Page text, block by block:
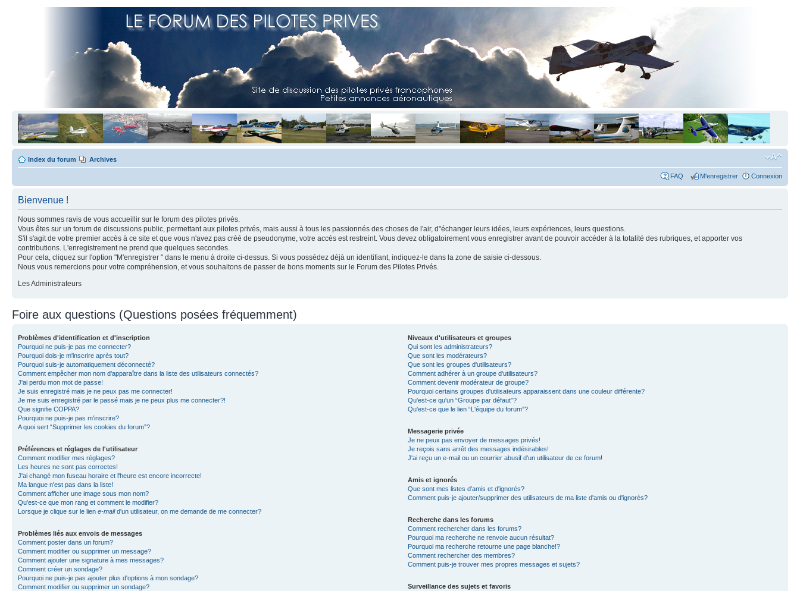
Index du forum Archives
FAQ M'enregistrer Connexion
Bienvenue !
Nous sommes ravis de vous accueillir sur le forum des pilotes privés.
Vous êtes sur un forum de discussions public, permettant aux pilotes privés, mais aussi à tous les passionnés des choses de l'air, d"échanger leurs idées, leurs expériences, leurs questions.
S'il s'agit de votre premier accès à ce site et que vous n'avez pas créé de pseudonyme, votre accès est restreint. Vous devez obligatoirement vous enregistrer avant de pouvoir accéder à la totalité des rubriques, et apporter vos
contributions. L'enregistrement ne prend que quelques secondes.
Pour cela, cliquez sur l'option "M'enregistrer " dans le menu à droite ci-dessus. Si vous possédez déjà un identifiant, indiquez-le dans la zone de saisie ci-dessous.
Nous vous remercions pour votre compréhension, et vous souhaitons de passer de bons moments sur le Forum des Pilotes Privés.
Les Administrateurs
Foire aux questions (Questions posées fréquemment)
Problèmes d'identification et d'inscription
Pourquoi ne puis-je pas me connecter?
Pourquoi dois-je m'inscrire après tout?
Pourquoi suis-je automatiquement déconnecté?
Comment empêcher mon nom d'apparaître dans la liste des utilisateurs connectés?
J'ai perdu mon mot de passe!
Je suis enregistré mais je ne peux pas me connecter!
Je me suis enregistré par le passé mais je ne peux plus me connecter?!
Que signifie COPPA?
Pourquoi ne puis-je pas m'inscrire?
A quoi sert “Supprimer les cookies du forum”?
Préférences et réglages de l'utilisateur
Comment modifier mes réglages?
Les heures ne sont pas correctes!
J'ai changé mon fuseau horaire et l'heure est encore incorrecte!
Ma langue n'est pas dans la liste!
Comment afficher une image sous mon nom?
Qu'est-ce que mon rang et comment le modifier?
Lorsque je clique sur le lien e-maild'un utilisateur, on me demande de me connecter?
Problèmes liés aux envois de messages
Comment poster dans un forum?
Comment modifier ou supprimer un message?
Comment ajouter une signature à mes messages?
Comment créer un sondage?
Pourquoi ne puis-je pas ajouter plus d'options à mon sondage?
Comment modifier ou supprimer un sondage?
Niveaux d'utilisateurs et groupes
Qui sont les administrateurs?
Que sont les modérateurs?
Que sont les groupes d'utilisateurs?
Comment adhérer à un groupe d'utilisateurs?
Comment devenir modérateur de groupe?
Pourquoi certains groupes d'utilisateurs apparaissent dans une couleur différente?
Qu'est-ce qu'un “Groupe par défaut”?
Qu'est-ce que le lien “L'équipe du forum”?
Messagerie privée
Je ne peux pas envoyer de messages privés!
Je reçois sans arrêt des messages indésirables!
J'ai reçu un e-mail ou un courrier abusif d'un utilisateur de ce forum!
Amis et ignorés
Que sont mes listes d'amis et d'ignorés?
Comment puis-je ajouter/supprimer des utilisateurs de ma liste d'amis ou d'ignorés?
Recherche dans les forums
Comment rechercher dans les forums?
Pourquoi ma recherche ne renvoie aucun résultat?
Pourquoi ma recherche retourne une page blanche!?
Comment rechercher des membres?
Comment puis-je trouver mes propres messages et sujets?
Surveillance des sujets et favoris